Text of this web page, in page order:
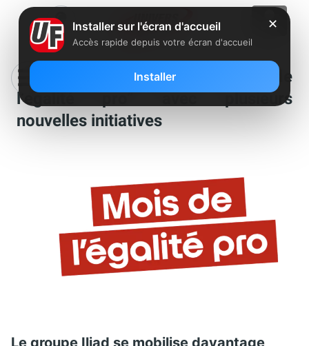
Iliad-Free lance son 1er “Mois de
l’égalité pro” avec plusieurs
nouvelles initiatives
Le groupe Iliad se mobilise davantage
✕
Installer sur l'écran d'accueil
Accès rapide depuis votre écran d'accueil
Installer